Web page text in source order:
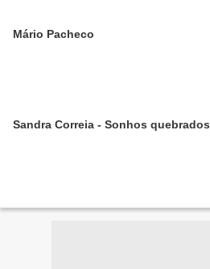
Mário Pacheco
Sandra Correia - Sonhos quebrados